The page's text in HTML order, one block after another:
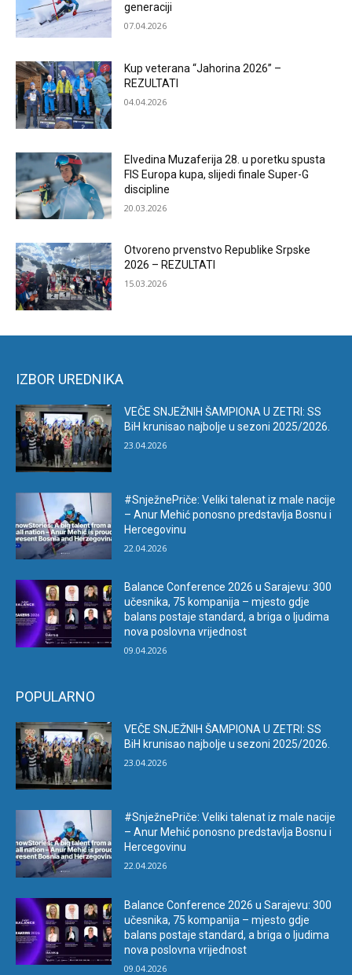
generaciji
07.04.2026
Kup veterana “Jahorina 2026” –
REZULTATI
04.04.2026
Elvedina Muzaferija 28. u poretku spusta
FIS Europa kupa, slijedi finale Super-G
discipline
20.03.2026
Otvoreno prvenstvo Republike Srpske
2026 – REZULTATI
15.03.2026
IZBOR UREDNIKA
VEČE SNJEŽNIH ŠAMPIONA U ZETRI: SS
BiH krunisao najbolje u sezoni 2025/2026.
23.04.2026
#SnježnePriče: Veliki talenat iz male nacije
– Anur Mehić ponosno predstavlja Bosnu i
Hercegovinu
22.04.2026
Balance Conference 2026 u Sarajevu: 300
učesnika, 75 kompanija – mjesto gdje
balans postaje standard, a briga o ljudima
nova poslovna vrijednost
09.04.2026
POPULARNO
VEČE SNJEŽNIH ŠAMPIONA U ZETRI: SS
BiH krunisao najbolje u sezoni 2025/2026.
23.04.2026
#SnježnePriče: Veliki talenat iz male nacije
– Anur Mehić ponosno predstavlja Bosnu i
Hercegovinu
22.04.2026
Balance Conference 2026 u Sarajevu: 300
učesnika, 75 kompanija – mjesto gdje
balans postaje standard, a briga o ljudima
nova poslovna vrijednost
09.04.2026